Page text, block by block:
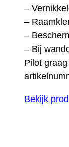
–
–
–
– Bij
Pilot
Bekijk